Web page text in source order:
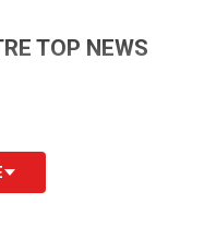
TOP NEWS